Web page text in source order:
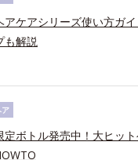
アケアシリーズ使い方ガ
も解説
定ボトル発売中！大ヒッ